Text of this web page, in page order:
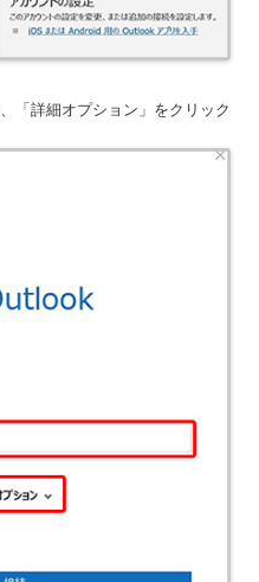
「詳細オプション」をクリック